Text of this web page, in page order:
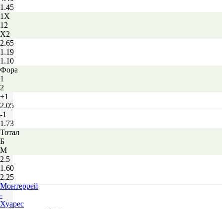
1.45
1X
12
X2
2.65
1.19
1.10
Фора
1
2
+1
2.05
-1
1.73
Тотал
Б
М
2.5
1.60
2.25
Монтеррей
-
Хуарес